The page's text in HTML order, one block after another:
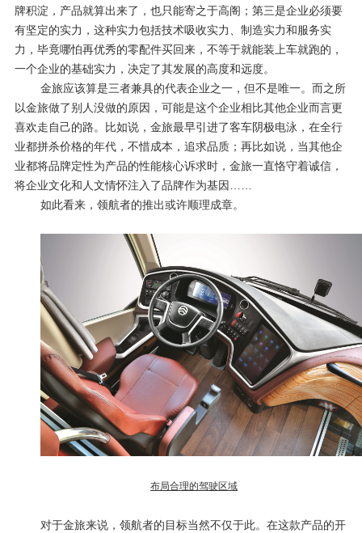
牌积淀，产品就算出来了，也只能寄之于高阁；第三是企业必须要
有坚定的实力，这种实力包括技术吸收实力、制造实力和服务实
力，毕竟哪怕再优秀的零配件买回来，不等于就能装上车就跑的，
一个企业的基础实力，决定了其发展的高度和远度。
金旅应该算是三者兼具的代表企业之一，但不是唯一。而之所
以金旅做了别人没做的原因，可能是这个企业相比其他企业而言更
喜欢走自己的路。比如说，金旅最早引进了客车阴极电泳，在全行
业都拼杀价格的年代，不惜成本，追求品质；再比如说，当其他企
业都将品牌定性为产品的性能核心诉求时，金旅一直恪守着诚信，
将企业文化和人文情怀注入了品牌作为基因……
如此看来，领航者的推出或许顺理成章。
布局合理的驾驶区域
对于金旅来说，领航者的目标当然不仅于此。在这款产品的开